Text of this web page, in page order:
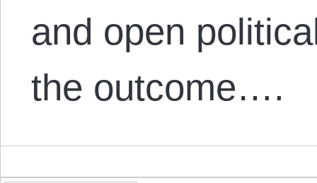
and open
the outcome….